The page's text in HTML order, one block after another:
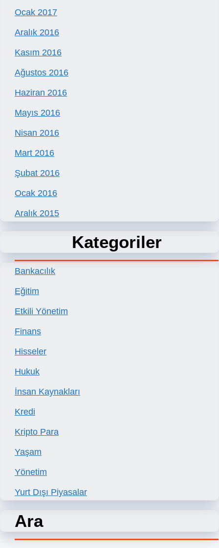
Ocak 2017
Aralık 2016
Kasım 2016
Ağustos 2016
Haziran 2016
Mayıs 2016
Nisan 2016
Mart 2016
Şubat 2016
Ocak 2016
Aralık 2015
Kategoriler
Bankacılık
Eğitim
Etkili Yönetim
Finans
Hisseler
Hukuk
İnsan Kaynakları
Kredi
Kripto Para
Yaşam
Yönetim
Yurt Dışı Piyasalar
Ara